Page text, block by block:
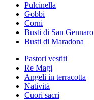
Pulcinella
Gobbi
Corni
Busti di San Gennaro
Busti di Maradona
Pastori vestiti
Re Magi
Angeli in terracotta
Natività
Cuori sacri